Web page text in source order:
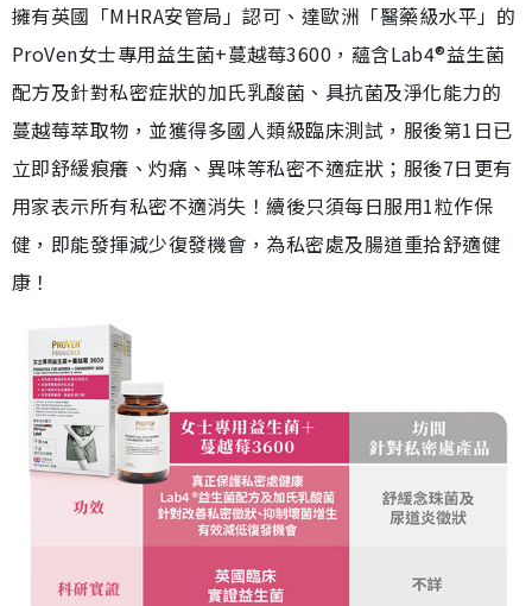
擁有英國「MHRA安管局」認可、達歐洲「醫藥級水平」的
ProVen女士專用益生菌+蔓越莓3600，蘊含Lab4®益生菌
配方及針對私密症狀的加氏乳酸菌、具抗菌及淨化能力的
蔓越莓萃取物，並獲得多國人類級臨床測試，服後第1日已
立即舒緩痕癢、灼痛、異味等私密不適症狀；服後7日更有
用家表示所有私密不適消失！續後只須每日服用1粒作保
健，即能發揮減少復發機會，為私密處及腸道重拾舒適健
康！